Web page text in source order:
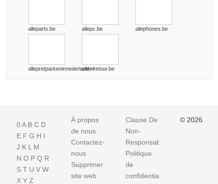
alleparts.be allepc.be allephones.be
allepretparkeninnederland.nlaller-retour.be
0A B C D
E F G H I
J K L M
N O P Q R
S T U V W
X Y Z
À propos
de nous
Contactez-
nous
Supprimer
site web
Clause De
Non-
Responsabilite
Politique
de
confidentialité
© 2026